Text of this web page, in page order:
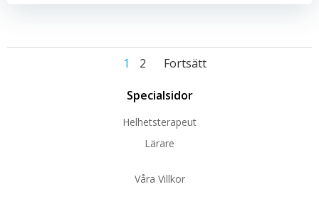
Sida
1 Sida
2 Fortsätt
Specialsidor
Helhetsterapeut
Lärare
Våra Villkor